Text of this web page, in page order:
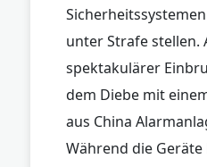
unter Strafe stellen.
spektakulärer
dem Diebe mit
aus China
Während die